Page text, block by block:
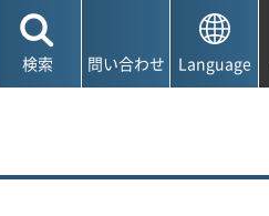
検索 問い合わせ Language